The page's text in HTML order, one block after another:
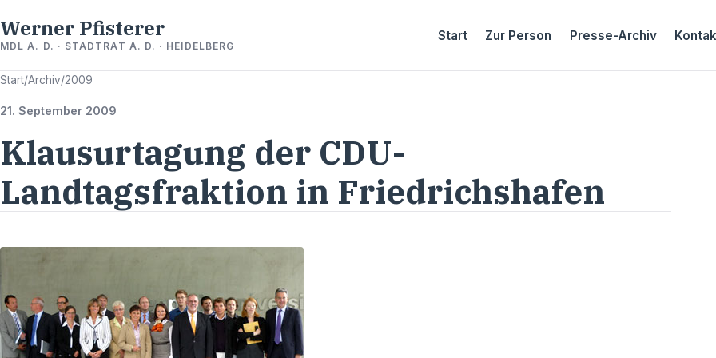
Werner Pfisterer
MDL A. D. · STADTRAT A. D. · HEIDELBERG
Start Zur Person Presse-Archiv
Start/Archiv/2009
21. September 2009
Klausurtagung der CDU-
Landtagsfraktion in Friedrichshafen